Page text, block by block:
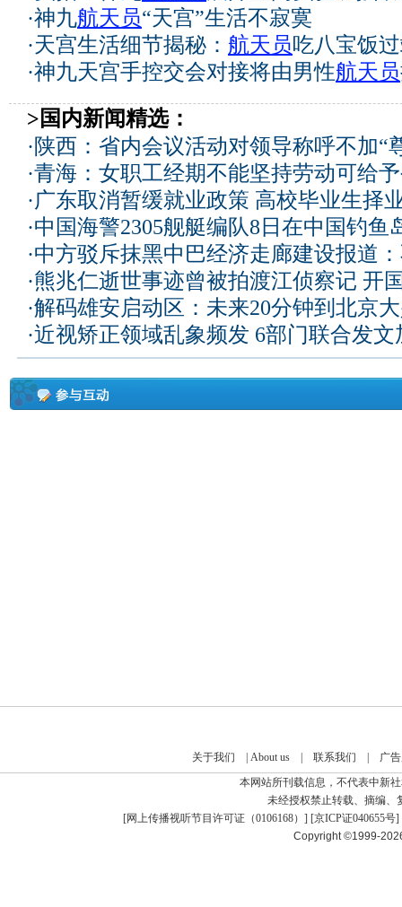
·神九航天员“天宫”生活不寂寞
·天宫生活细节揭秘： 航天员吃八宝饭
·神九天宫手控交会对接将由男性航天员
>国内新闻精选：
· 陕西：省内会议活动对领导称呼不加“
·青海：女职工经期不能坚持劳动可给
·广东取消暂缓就业政策 高校毕业生择
·中国海警2305舰艇编队8日在中国钓鱼
·中方驳斥抹黑中巴经济走廊建设报道
·熊兆仁逝世事迹曾被拍渡江侦察记 开
·解码雄安启动区：未来20分钟到北京
·近视矫正领域乱象频发 6部门联合发文
关于我们 About us| 联系我们
广
本网站所刊载信息，不代表中新
未经授权禁止转载、摘编、
[网上传播视听节目许可证（0106168） ] [京ICP证040655号]
Copyright ©1999-